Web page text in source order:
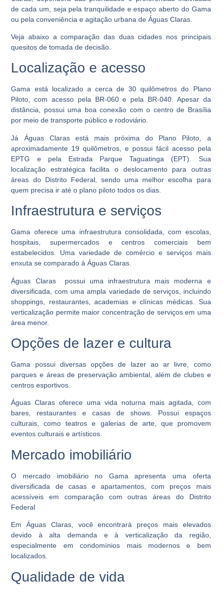
de cada um, seja pela tranquilidade e espaço aberto do Gama
ou pela conveniência e agitação urbana de Águas Claras.
Veja abaixo a comparação das duas cidades nos principais
quesitos de tomada de decisão.
Localização e acesso
Gama está localizado a cerca de 30 quilômetros do Plano
Piloto, com acesso pela BR-060 e pela BR-040. Apesar da
distância, possui uma boa conexão com o centro de Brasília
por meio de transporte público e rodoviário.
Já Águas Claras está mais próxima do Plano Piloto, a
aproximadamente 19 quilômetros, e possui fácil acesso pela
EPTG e pela Estrada Parque Taguatinga (EPT). Sua
localização estratégica facilita o deslocamento para outras
áreas do Distrito Federal, sendo uma melhor escolha para
quem precisa ir até o plano piloto todos os dias.
Infraestrutura e serviços
Gama oferece uma infraestrutura consolidada, com escolas,
hospitais, supermercados e centros comerciais bem
estabelecidos. Uma variedade de comércio e serviços mais
enxuta se comparado à Águas Claras.
Águas Claras possui uma infraestrutura mais moderna e
diversificada, com uma ampla variedade de serviços, incluindo
shoppings, restaurantes, academias e clínicas médicas. Sua
verticalização permite maior concentração de serviços em uma
área menor.
Opções de lazer e cultura
Gama possui diversas opções de lazer ao ar livre, como
parques e áreas de preservação ambiental, além de clubes e
centros esportivos.
Águas Claras oferece uma vida noturna mais agitada, com
bares, restaurantes e casas de shows. Possui espaços
culturais, como teatros e galerias de arte, que promovem
eventos culturais e artísticos.
Mercado imobiliário
O mercado imobiliário no Gama apresenta uma oferta
diversificada de casas e apartamentos, com preços mais
acessíveis em comparação com outras áreas do Distrito
Federal
Em Águas Claras, você encontrará preços mais elevados
devido à alta demanda e à verticalização da região,
especialmente em condomínios mais modernos e bem
localizados.
Qualidade de vida